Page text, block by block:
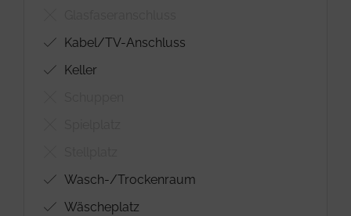
Kabel/TV-Anschluss
Keller
Wasch-/Trockenraum
Wäscheplatz